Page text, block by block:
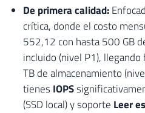
De primera calidad:
crítica, donde el costo
552,12 con hasta 500 GB
incluido (nivel P1),
TB de almacenamiento
tienes IOPS
(SSD local) y soporte Leer